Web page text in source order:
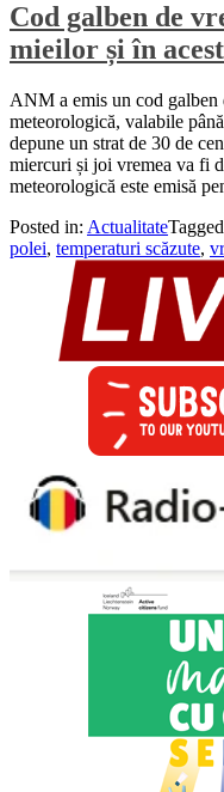
Cod galben de
mieilor și în
ANM a emis un cod
meteorologică, valabile
depune un strat de 30 de
miercuri și joi vremea va fi
meteorologică este emisă
Posted in: Actualitate
polei, temperaturi scăzute,